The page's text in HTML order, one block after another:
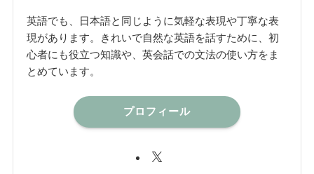
英語でも、日本語と同じように気軽な表現や丁寧な表
現があります。きれいで自然な英語を話すために、初
心者にも役立つ知識や、英会話での文法の使い方をま
とめています。
プロフィール